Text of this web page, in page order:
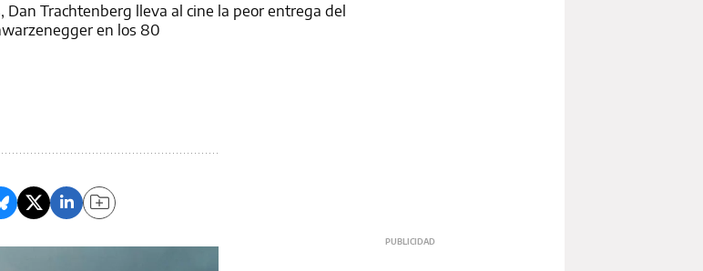
Trachtenberg lleva al cine la peor entrega del
en los 80